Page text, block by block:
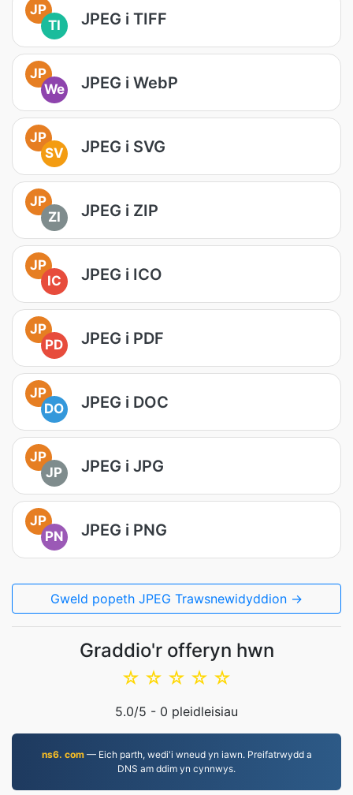
JP
TI
JPEG i TIFF
JP
We
JPEG i WebP
JP
SV
JPEG i SVG
JP
ZI
JPEG i ZIP
JP
IC
JPEG i ICO
JP
PD
JPEG i PDF
JP
DO
JPEG i DOC
JP
JP
JPEG i JPG
JP
PN
JPEG i PNG
Gweld popeth JPEG Trawsnewidyddion →
Graddio'r offeryn hwn
☆
☆
☆
☆
☆
5.0/5 - 0 pleidleisiau
ns6. com— Eich parth, wedi'i wneud yn iawn. Preifatrwydd a
DNS am ddim yn cynnwys.